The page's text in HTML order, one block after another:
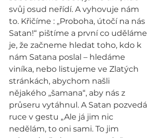
svůj osud neřídí. A vyhovuje nám
to. Křičíme : „Proboha, útočí na nás
Satan!“ pištíme a první co uděláme
je, že začneme hledat toho, kdo k
nám Satana poslal – hledáme
viníka, nebo listujeme ve Zlatých
stránkách, abychom našli
nějakého „šamana“, aby nás z
průseru vytáhnul. A Satan pozvedá
ruce v gestu „Ale já jim nic
nedělám, to oni sami. To jim